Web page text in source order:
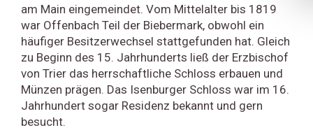
am Main eingemeindet. Vom Mittelalter bis 1819
war Offenbach Teil der Biebermark, obwohl ein
häufiger Besitzerwechsel stattgefunden hat. Gleich
zu Beginn des 15. Jahrhunderts ließ der Erzbischof
von Trier das herrschaftliche Schloss erbauen und
Münzen prägen. Das Isenburger Schloss war im 16.
Jahrhundert sogar Residenz bekannt und gern
besucht.